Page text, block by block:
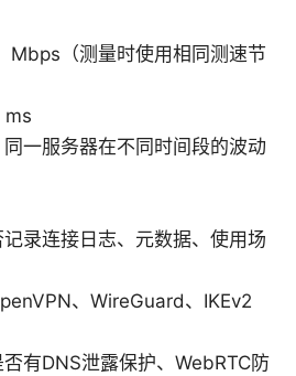
Mbps（测量时使用相同测速节
ms
一服务器在不同时间段的波动
记录连接日志、元数据、使用场
、WireGuard、IKEv2
有DNS泄露保护、WebRTC防